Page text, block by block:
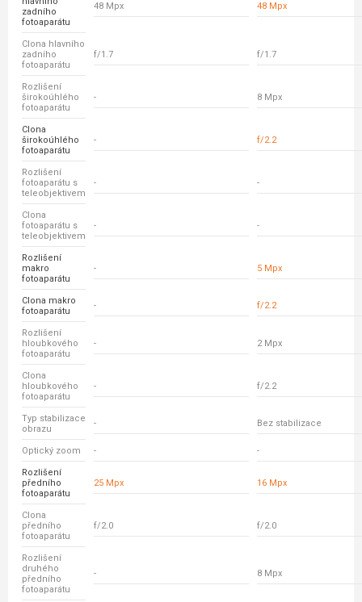
zadního
fotoaparátu
48 Mpx 48 Mpx
Clona hlavního
zadního
fotoaparátu
f/1.7 f/1.7
Rozlišení
širokoúhlého
fotoaparátu
- 8 Mpx
Clona
širokoúhlého
fotoaparátu
- f/2.2
Rozlišení
fotoaparátu s
teleobjektivem
- -
Clona
fotoaparátu s
teleobjektivem
- -
Rozlišení
makro
fotoaparátu
- 5 Mpx
Clona makro
fotoaparátu
- f/2.2
Rozlišení
hloubkového
fotoaparátu
- 2 Mpx
Clona
hloubkového
fotoaparátu
- f/2.2
Typ stabilizace
obrazu
- Bez stabilizace
Optický zoom - -
Rozlišení
předního
fotoaparátu
25 Mpx 16 Mpx
Clona
předního
fotoaparátu
f/2.0 f/2.0
Rozlišení
druhého
předního
fotoaparátu
- 8 Mpx